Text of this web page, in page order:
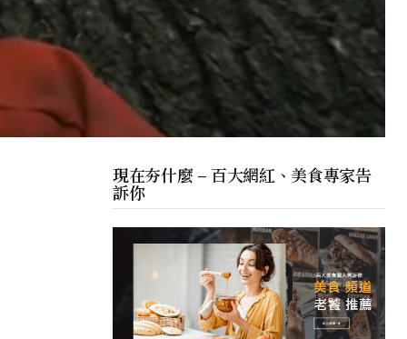
現在夯什麼 – 百大網紅、美食專家告
訴你